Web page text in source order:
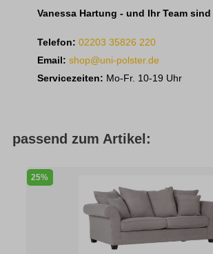
Vanessa Hartung - und Ihr Team
Telefon: 02203 35826 220
Email: shop@uni-polster.de
Servicezeiten: Mo-Fr. 10-19 Uhr
passend zum Artikel:
25%